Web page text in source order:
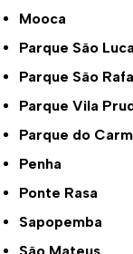
Mooca
Parque São
Parque São
Parque Vila
Parque do
Penha
Ponte Rasa
Sapopemba